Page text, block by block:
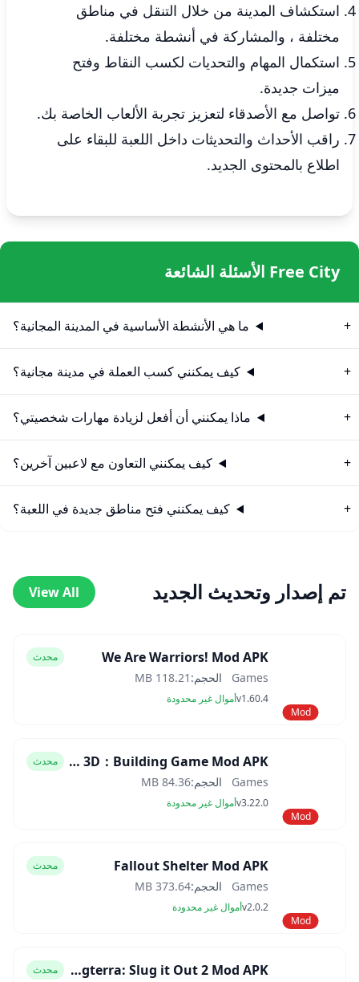
استكشاف المدينة من خلال التنقل في مناطق
مختلفة ، والمشاركة في أنشطة مختلفة.
استكمال المهام والتحديات لكسب النقاط وفتح
ميزات جديدة.
تواصل مع الأصدقاء لتعزيز تجربة الألعاب الخاصة بك.
راقب الأحداث والتحديثات داخل اللعبة للبقاء على
اطلاع بالمحتوى الجديد.
Free City الأسئلة الشائعة
ما هي الأنشطة الأساسية في المدينة المجانية؟
كيف يمكنني كسب العملة في مدينة مجانية؟
ماذا يمكنني أن أفعل لزيادة مهارات شخصيتي؟
كيف يمكنني التعاون مع لاعبين آخرين؟
كيف يمكنني فتح مناطق جديدة في اللعبة؟
تم إصدار وتحديث الجديد View All
Mod
We Are Warriors! Mod APK محدث
Games الحجم: 118.21 MB
v1.60.4أموال غير محدودة
Mod
Block Craft 3D：Building Game Mod APK محدث
Games الحجم:84.36 MB
v3.22.0أموال غير محدودة
Mod
Fallout Shelter Mod APK محدث
Games الحجم:373.64 MB
v2.0.2أموال غير محدودة
Slugterra: Slug it Out 2 Mod APK محدث